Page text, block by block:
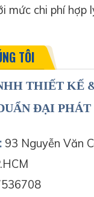
mức chi phí hợp
TÔI
THIẾT KẾ
ĐẠI PHÁT
93 Nguyễn Văn